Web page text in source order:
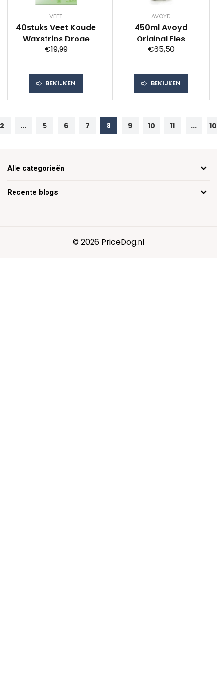
VEET
40stuks Veet Koude
Waxstrips Droge
Huid
€19,99
BEKIJKEN
AVOYD
450ml Avoyd
Original Fles
€65,50
BEKIJKEN
2 ... 5 6 7 8 9 10 11 ...
Recente blogs
Alle categorieën
© 2026 PriceDog.nl